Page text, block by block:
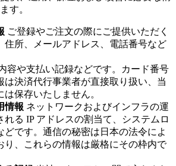
す。
ご登録やご注文の際にご提供いただく
住所、メールアドレス、電話番号など
容や支払い記録などです。カード番号
は決済代行事業者が直接取り扱い、当
保存いたしません。
情報 ネットワークおよびインフラの運
れる IP アドレスの割当て、システムロ
どです。通信の秘密は日本の法令によ
り、これらの情報は厳格にその枠内で